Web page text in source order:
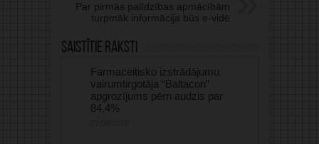
Par pirmās palīdzības apmācībām
turpmāk informācija būs e-vidē
Saistītie raksti
Farmaceitisko izstrādājumu
vairumtirgotāja “Baltacon”
apgrozījums pērn audzis par
84,4%